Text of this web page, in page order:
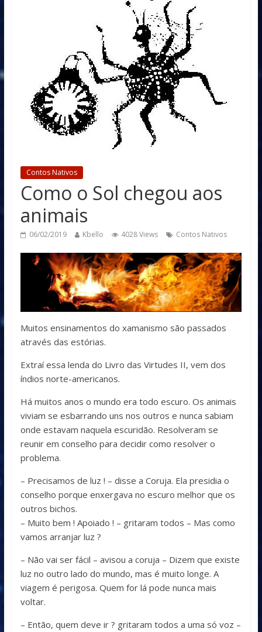
Contos Nativos
Como o Sol chegou aos
animais
06/02/2019 Kbello 4028 Views Contos Nativos
Muitos ensinamentos do xamanismo são passados
através das estórias.
Extraí essa lenda do Livro das Virtudes II, vem dos
índios norte-americanos.
Há muitos anos o mundo era todo escuro. Os animais
viviam se esbarrando uns nos outros e nunca sabiam
onde estavam naquela escuridão. Resolveram se
reunir em conselho para decidir como resolver o
problema.
– Precisamos de luz ! – disse a Coruja. Ela presidia o
conselho porque enxergava no escuro melhor que os
outros bichos.
– Muito bem ! Apoiado ! – gritaram todos – Mas como
vamos arranjar luz ?
– Não vai ser fácil – avisou a coruja – Dizem que existe
luz no outro lado do mundo, mas é muito longe. A
viagem é perigosa. Quem for lá pode nunca mais
voltar.
– Então, quem deve ir ? gritaram todos a uma só voz –